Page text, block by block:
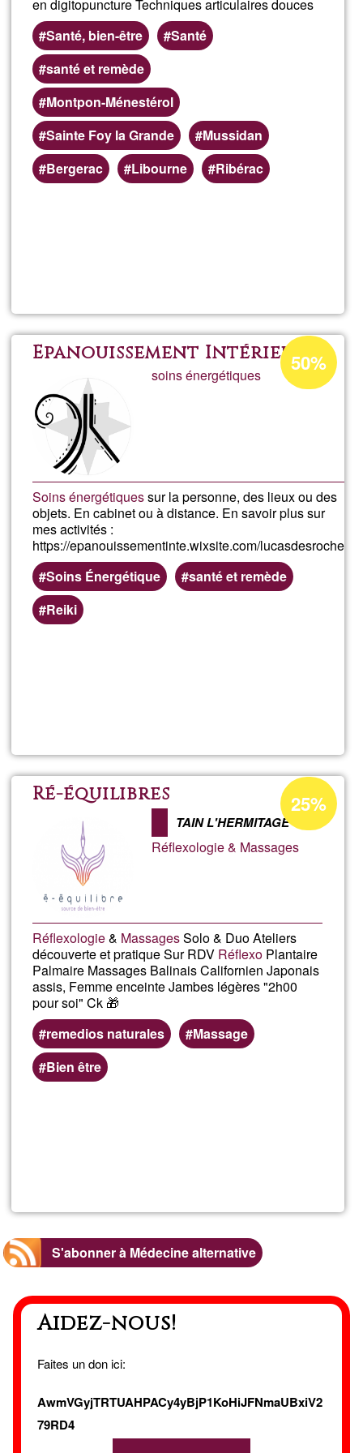
en digitopuncture Techniques articulaires douces
Santé, bien-être
Santé
santé et remède
Montpon-Ménestérol
Sainte Foy la Grande
Mussidan
Bergerac
Libourne Ribérac
Olivier
MTC
Épanouissement Intérieur
soins énergétiques
Soins énergétiquessur la personne, des lieux ou des
objets. En cabinet ou à distance. En savoir plus sur
mes activités :
https://epanouissementinte.wixsite.com/lucasdesroches
Soins Énergétique
santé et remède
Reiki
Pourcentage
d'acceptation
de
50%
Intérieur
Ré-équilibres
TAIN L'HERMITAGE
Réflexologie & Massages
Réflexologie& MassagesSolo & Duo Ateliers
découverte et pratique Sur RDV Réflexo Plantaire
Palmaire Massages Balinais Californien Japonais
assis, Femme enceinte Jambes légères "2h00
pour soi" Ck 🎁
remedios naturales
Massage
Bien être
Pourcentage
d'acceptation
de
Ğ1
25%
Ré-
équilibres
S'abonner à Médecine alternative
Aidez-nous!
Faites un don ici:
AwmVGyjTRTUAHPACy4yBjP1KoHiJFNmaUBxiV2
79RD4